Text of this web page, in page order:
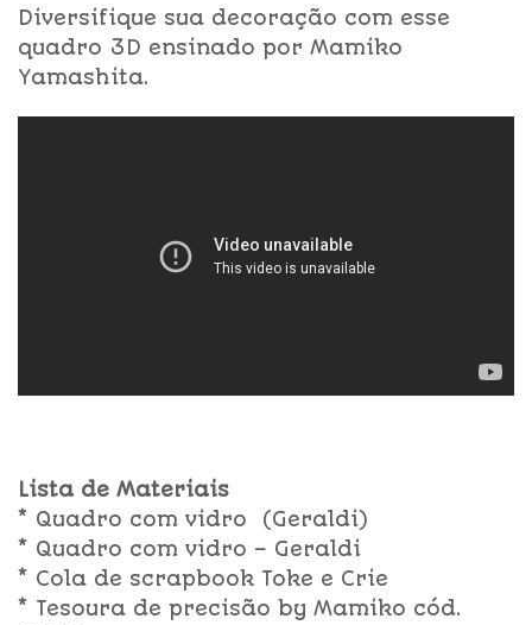
Diversifique sua decoração com esse
quadro 3D ensinado por Mamiko
Yamashita.
Lista de Materiais
* Quadro com vidro (Geraldi)
* Quadro com vidro – Geraldi
* Cola de scrapbook Toke e Crie
* Tesoura de precisão by Mamiko cód.